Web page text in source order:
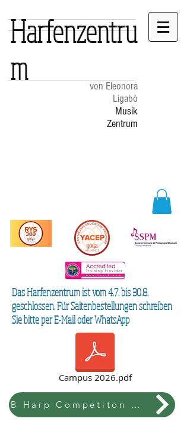
von Eleonora
Ligabò
Musik
Zentrum
Harfenzentru
m
Das Harfenzentrum ist vom 4.7. bis 30.8.
geschlossen. Für Saitenbestellungen schreiben
Sie bitte per E-Mail oder WhatsApp
Campus 2026.pdf
B Harp Competiton & Festival